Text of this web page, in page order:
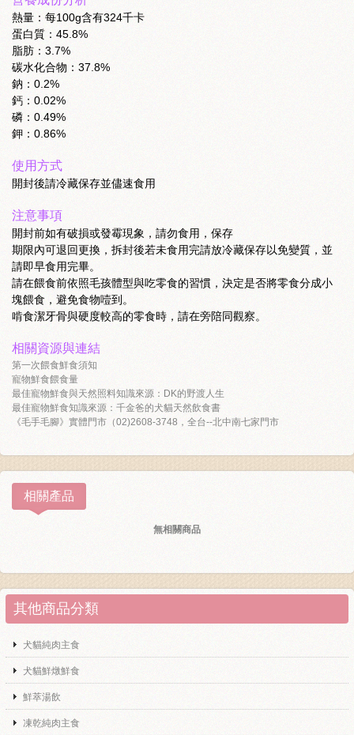
熱量：每100g含有324千卡
蛋白質：45.8%
脂肪：3.7%
碳水化合物：37.8%
鈉：0.2%
鈣：0.02%
磷：0.49%
鉀：0.86%
使用方式
開封後請冷藏保存並儘速食用
注意事項
開封前如有破損或發霉現象，請勿食用，保存
期限內可退回更換，拆封後若未食用完請放冷藏保存以免變質，並
請即早食用完畢。
請在餵食前依照毛孩體型與吃零食的習慣，決定是否將零食分成小
塊餵食，避免食物噎到。
啃食潔牙骨與硬度較高的零食時，請在旁陪同觀察。
相關資源與連結
第一次餵食鮮食須知
寵物鮮食餵食量
最佳寵物鮮食與天然照料知識來源：DK的野渡人生
最佳寵物鮮食知識來源：千金爸的犬貓天然飲食書
《毛手毛腳》實體門市（02)2608-3748，全台--北中南七家門市
相關產品
無相關商品
其他商品分類
犬貓純肉主食
犬貓鮮燉鮮食
鮮萃湯飲
凍乾純肉主食